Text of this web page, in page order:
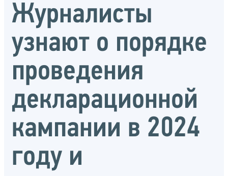
Журналисты
узнают о порядке
проведения
декларационной
кампании в 2024
году и